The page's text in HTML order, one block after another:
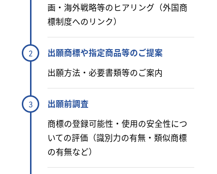
画・海外戦略等のヒアリング（外国商
標制度へのリンク）
2
出願商標や指定商品等のご提案
出願方法・必要書類等のご案内
3
出願前調査
商標の登録可能性・使用の安全性につ
いての評価（識別力の有無・類似商標
の有無など）